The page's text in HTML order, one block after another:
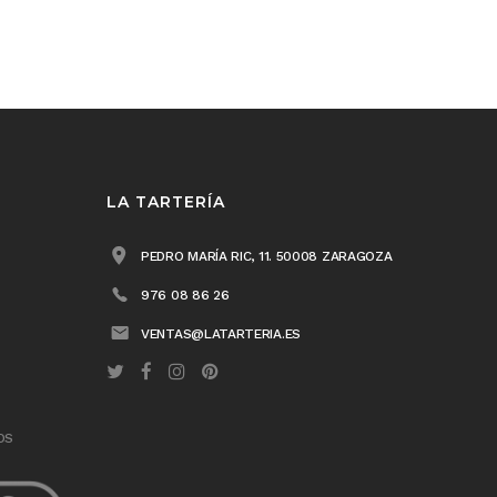
LA TARTERÍA
PEDRO MARÍA RIC, 11. 50008 ZARAGOZA
976 08 86 26
VENTAS@LATARTERIA.ES